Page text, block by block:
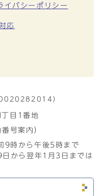
イバシーポリシー
応
）
目1番地
番号案内）
9時から午後5時まで
から翌年1月3日までは